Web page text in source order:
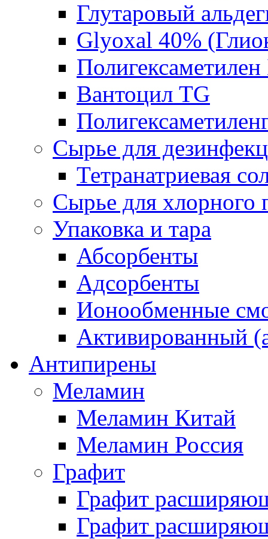
Глутаровый
Glyoxal 40%
Вантоцил TG
Сырье для
Тетранатриевая
Сырье для хлорного
Упаковка и тара
Абсорбенты
Адсорбенты
Ионообменные
Активированный
Антипирены
Меламин
Меламин Китай
Меламин Россия
Графит
Графит
Графит